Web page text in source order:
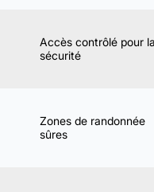
Accès contrôlé pour la
sécurité
Zones de randonnée
sûres